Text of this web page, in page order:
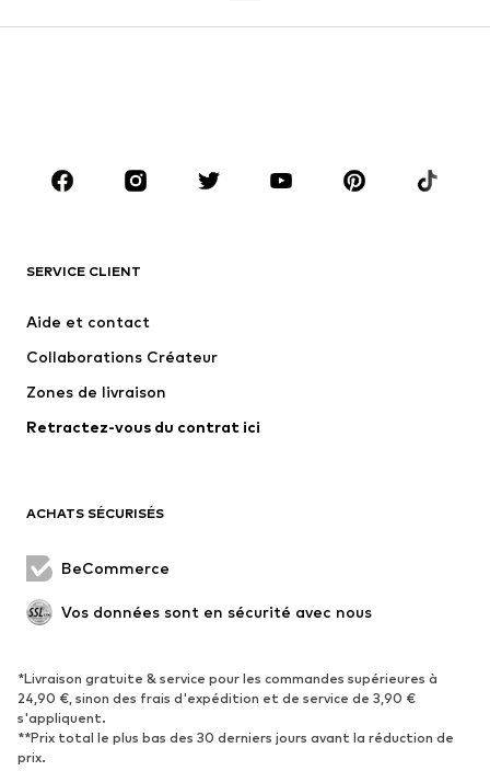
Accessoires
Premium
Nouveautés
Vestes
Lingerie
Manteaux
Jupes
Occasions spéciales
Nouveautés
Tendance
Baskets
Escarpins et talons hauts
Bottes
SERVICE CLIENT
Aide et contact
Collaborations Créateur
Zones de livraison
Retractez-vous du contrat ici
ACHATS SÉCURISÉS
BeCommerce
Vos données sont en sécurité avec nous
*Livraison gratuite & service pour les commandes supérieures à
24,90 €, sinon des frais d'expédition et de service de 3,90 €
s'appliquent.
**Prix total le plus bas des 30 derniers jours avant la réduction de
prix.